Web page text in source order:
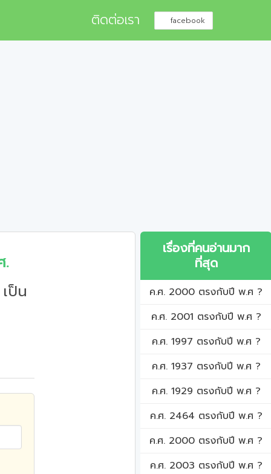
ติดต่อเรา facebook
.
ป็น
เรื่องที่คนอ่านมาก
ที่สุด
ค.ศ. 2000 ตรงกับปี พ.ศ ?
ค.ศ. 2001 ตรงกับปี พ.ศ ?
ค.ศ. 1997 ตรงกับปี พ.ศ ?
ค.ศ. 1937 ตรงกับปี พ.ศ ?
ค.ศ. 1929 ตรงกับปี พ.ศ ?
ค.ศ. 2464 ตรงกับปี พ.ศ ?
ค.ศ. 2000 ตรงกับปี พ.ศ ?
ค.ศ. 2003 ตรงกับปี พ.ศ ?